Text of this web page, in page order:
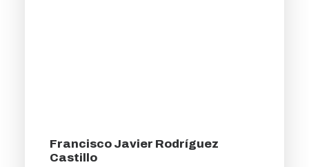
Francisco Javier Rodríguez
Castillo